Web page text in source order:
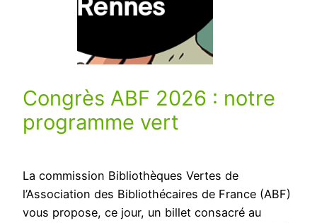
Congrès ABF 2026 : notre
programme vert
La commission Bibliothèques Vertes de
l’Association des Bibliothécaires de France (ABF)
vous propose, ce jour, un billet consacré au